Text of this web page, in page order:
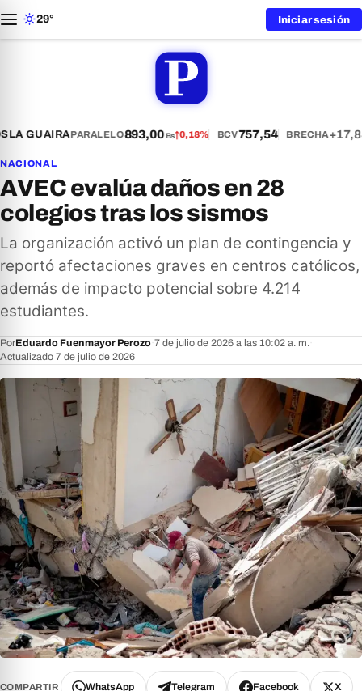
29° Iniciar sesión
LA GUAIRAPARALELO893,00Bs↑0,18% BCV757,54 BRECHA
NACIONAL
AVEC evalúa daños en 28
colegios tras los sismos
La organización activó un plan de contingencia y
reportó afectaciones graves en centros católicos,
además de impacto potencial sobre 4.214
estudiantes.
PorEduardo Fuenmayor Perozo 7 de julio de 2026 a las 10:02 a. m.
Actualizado 7 de julio de 2026
COMPARTIR WhatsApp Telegram Facebook X